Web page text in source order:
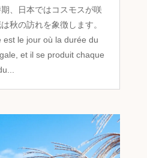
、日本ではコスモスが咲
秋の訪れを象徴します。
est le jour où la durée du
et il se produit chaque